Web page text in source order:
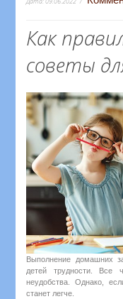
Как
советы
Выполнение домашних
детей трудности. Все
неудобства. Однако,
станет легче.